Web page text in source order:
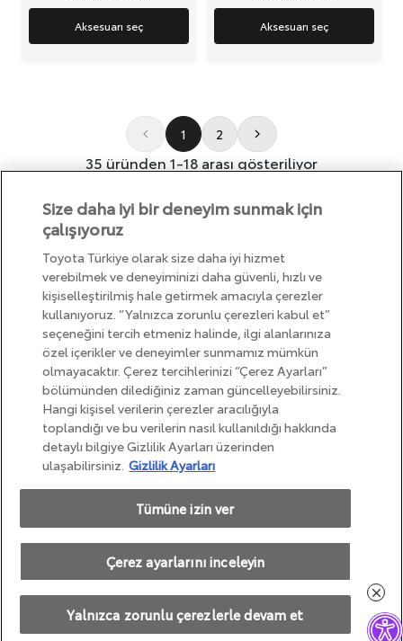
Aksesuarı seç Aksesuarı seç
1 2
35 üründen 1-18 arası gösteriliyor
Yasal Uyarı
Bilgi Toplumu Hizmetleri
Çerez Politikası
Kişisel Verilerin Korunması
Kalite Standartları
Copyright © Toyota 2025
Size daha iyi bir deneyim sunmak için
çalışıyoruz
Toyota Türkiye olarak size daha iyi hizmet
verebilmek ve deneyiminizi daha güvenli, hızlı ve
kişiselleştirilmiş hale getirmek amacıyla çerezler
kullanıyoruz. “Yalnızca zorunlu çerezleri kabul et”
seçeneğini tercih etmeniz halinde, ilgi alanlarınıza
özel içerikler ve deneyimler sunmamız mümkün
olmayacaktır. Çerez tercihlerinizi “Çerez Ayarları”
bölümünden dilediğiniz zaman güncelleyebilirsiniz.
Hangi kişisel verilerin çerezler aracılığıyla
toplandığı ve bu verilerin nasıl kullanıldığı hakkında
detaylı bilgiye Gizlilik Ayarları üzerinden
ulaşabilirsiniz. Gizlilik Ayarları
Çerez ayarlarını inceleyin
Yalnızca zorunlu çerezlerle devam et
Tümüne izin ver